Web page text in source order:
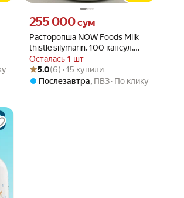
Расторопша NOW Foods Milk
thistle silymarin, 100 капсул,
300 мг
Осталась 1 шт
Цена 255000 сум вместо
255 000сум
Рейтинг товара: 5.0 из 5
Оценок: (6) · 15 купили
5.0(6) · 15 купили
Послезавтра, ПВЗ По клику